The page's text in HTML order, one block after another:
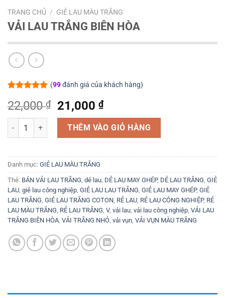
TRANG CHỦ / GIẺ LAU MÀU TRẮNG
VẢI LAU TRẮNG BIÊN HÒA
dựa trên
đánh giá
(99đánh giá của khách hàng)
22,000₫
Giá
gốc
là:
22,000 ₫.
21,000₫Giá
hiện
tại
là:
21,000 ₫.
VẢI LAU TRẮNG BIÊN HÒA số lượng
THÊM VÀO GIỎ HÀNG
Danh mục: GIẺ LAU MÀU TRẮNG
Thẻ: BÁN VẢI LAU TRẮNG dẻ lau DẺ LAU MAY GHÉP, DẺ LAU TRẮNG GIẺ
LAU giẻ lau công nghiệp GIẺ LAU LAU TRẮNG GIẺ LAU MAY GHÉP, GIẺ
LAU TRẮNG GIẺ LAU TRẮNG COTON RẺ LAU RẺ LAU CÔNG NGHIỆP, RẺ
LAU MÀU TRẮNG RẺ LAU TRẮNG V, vải lau vải lau công nghiệp VẢI LAU
TRẮNG BIÊN HÒA VẢI TRẮNG NHỎ vải vụn VẢI VỤN MÀU TRẮNG